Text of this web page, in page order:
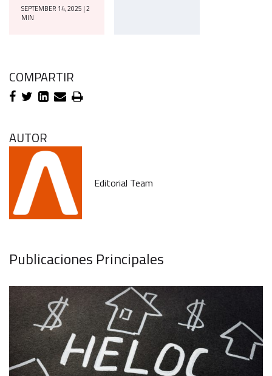
Publicaciones Principales
SEPTEMBER 14, 2025 | 2
MIN
COMPARTIR
AUTOR
Editorial Team